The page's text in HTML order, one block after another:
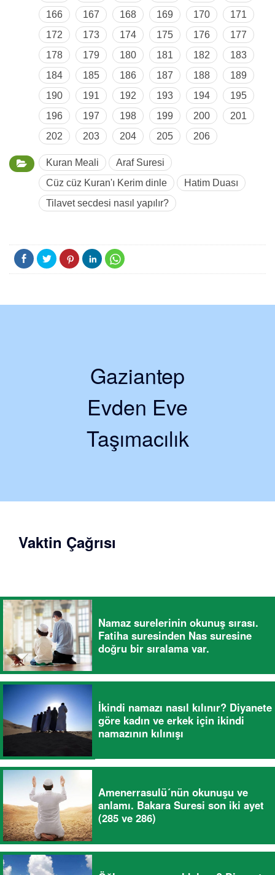
166
167 168 169 170
171
172
173 174 175 176
177
178
179 180 181 182
183
184
185 186 187 188
189
190
191 192 193 194
195
196
197 198 199 200
201
202
203 204 205 206
Kuran Meali
Araf Suresi
Cüz cüz Kuran'ı Kerim dinle
Hatim Duası
Tilavet secdesi nasıl yapılır?
Gaziantep
Evden Eve
Taşımacılık
Vaktin Çağrısı
Namaz surelerinin okunuş sırası.
Fatiha suresinden Nas suresine
doğru bir sıralama var.
İkindi namazı nasıl kılınır? Diyanete
göre kadın ve erkek için ikindi
namazının kılınışı
Amenerrasulü´nün okunuşu ve
anlamı. Bakara Suresi son iki ayet
(285 ve 286)